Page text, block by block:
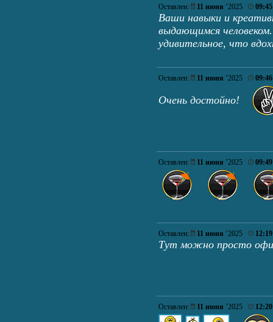
Оставлен: 11 июня ’2025 09:45
Ваши навыки и
выдающимся
удивительное, что
Оставлен: 11 июня ’2025 09:46
Очень достойно!
Оставлен: 11 июня ’2025 09:49
Оставлен: 11 июня ’2025 12:19
Тут можно просто
Оставлен: 11 июня ’2025 12:20